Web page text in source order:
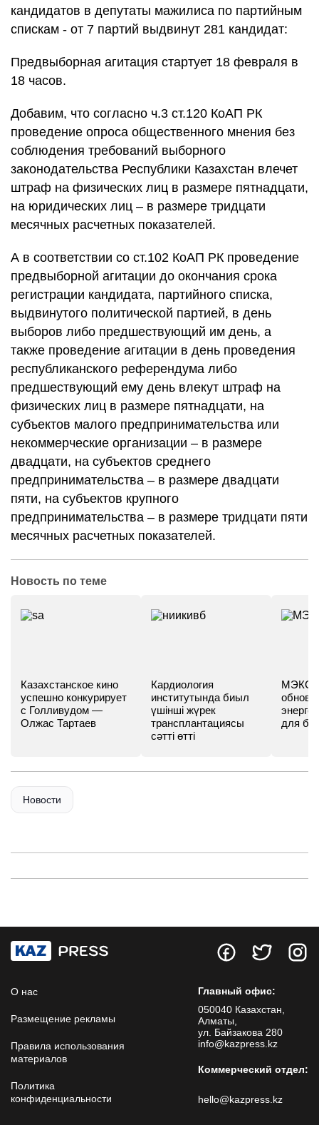
кандидатов в депутаты мажилиса по партийным
спискам - от 7 партий выдвинут 281 кандидат:
Предвыборная агитация стартует 18 февраля в
18 часов.
Добавим, что согласно ч.3 ст.120 КоАП РК
проведение опроса общественного мнения без
соблюдения требований выборного
законодательства Республики Казахстан влечет
штраф на физических лиц в размере пятнадцати,
на юридических лиц – в размере тридцати
месячных расчетных показателей.
А в соответствии со ст.102 КоАП РК проведение
предвыборной агитации до окончания срока
регистрации кандидата, партийного списка,
выдвинутого политической партией, в день
выборов либо предшествующий им день, а
также проведение агитации в день проведения
республиканского референдума либо
предшествующий ему день влекут штраф на
физических лиц в размере пятнадцати, на
субъектов малого предпринимательства или
некоммерческие организации – в размере
двадцати, на субъектов среднего
предпринимательства – в размере двадцати
пяти, на субъектов крупного
предпринимательства – в размере тридцати пяти
месячных расчетных показателей.
Новость по теме
Казахстанское кино
успешно конкурирует
с Голливудом —
Олжас Тартаев
Кардиология
институтында биыл
үшінші жүрек
трансплантациясы
сәтті өтті
МЭКС -
для
Новости
О нас
Размещение рекламы
Правила использования
материалов
Политика
конфиденциальности
Главный офис:
050040 Казахстан,
Алматы,
ул. Байзакова 280
info@kazpress.kz
Коммерческий отдел:
hello@kazpress.kz